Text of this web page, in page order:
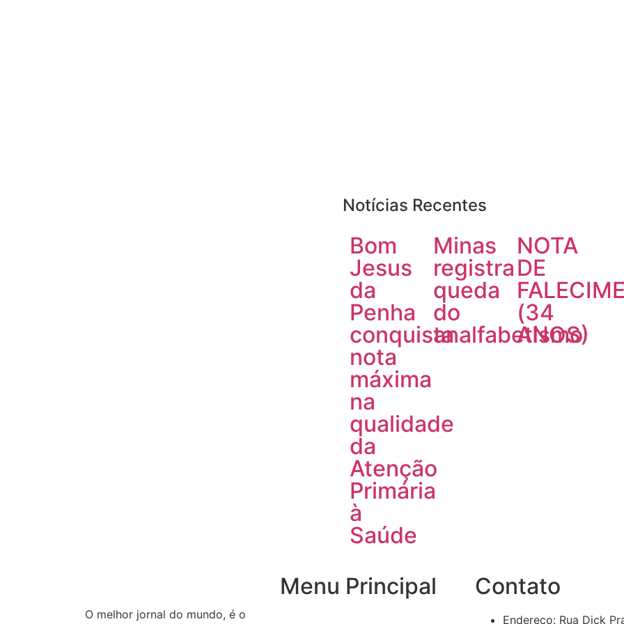
Notícias Recentes
Bom
Jesus
da
Penha
conquista
nota
máxima
na
qualidade
da
Atenção
Primária
à
Saúde
Minas
registra
queda
do
analfabetismo
NOTA
DE
(34
ANOS)
O melhor jornal do mundo, é o
Menu Principal Contato
Endereço: Rua Dick